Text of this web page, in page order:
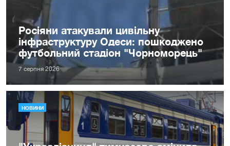
Росіяни атакували цивільну
інфраструктуру Одеси: пошкоджено
футбольний стадіон "Чорноморець"
7 серпня 2026
НОВИНИ